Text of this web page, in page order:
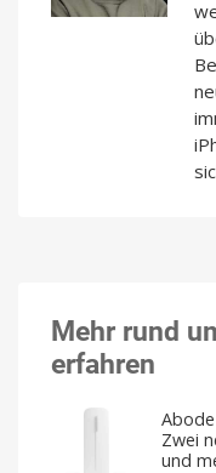
Mehr rund
erfahren
Zwei
und